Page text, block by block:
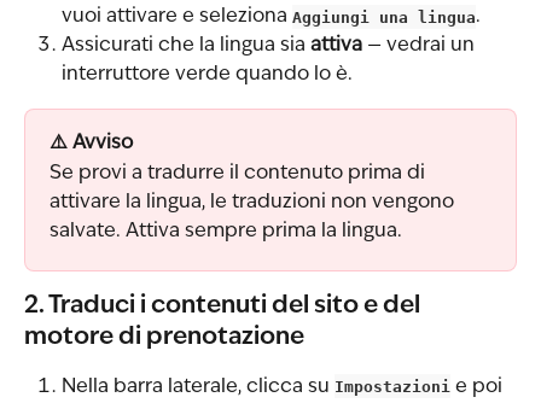
vuoi attivare e seleziona Aggiungi una lingua.
Assicurati che la lingua sia attiva — vedrai un
interruttore verde quando lo è.
⚠️ Avviso
Se provi a tradurre il contenuto prima di
attivare la lingua, le traduzioni non vengono
salvate. Attiva sempre prima la lingua.
2. Traduci i contenuti del sito e del
motore di prenotazione
Nella barra laterale, clicca su Impostazioni e poi